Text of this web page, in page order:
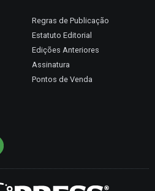
Regras de Publicação
Estatuto Editorial
Edições Anteriores
Assinatura
Pontos de Venda